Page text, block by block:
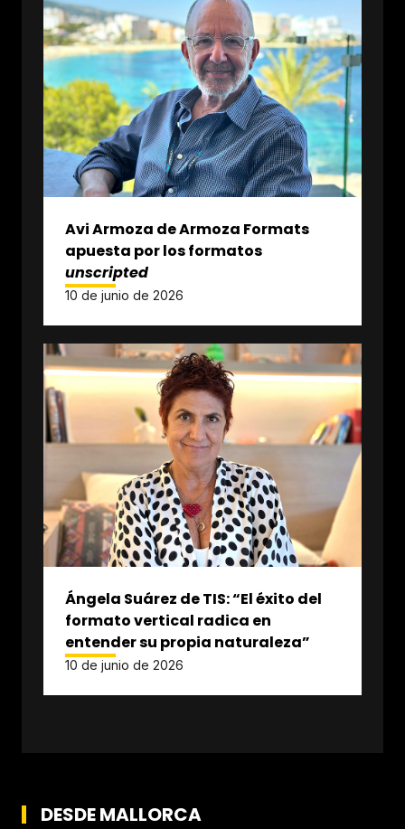
Avi Armoza de Armoza Formats
apuesta por los formatos
unscripted
10 de junio de 2026
Ángela Suárez de TIS: “El éxito del
formato vertical radica en
entender su propia naturaleza”
10 de junio de 2026
DESDE MALLORCA